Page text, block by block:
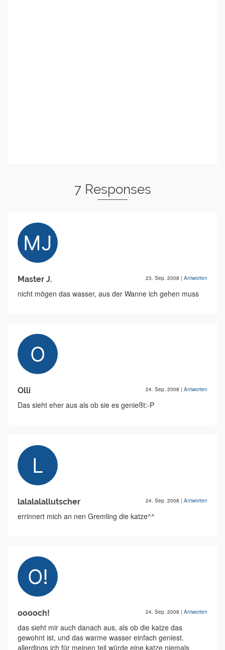
7 Responses
Master J. 23. Sep. 2008 | Antworten
nicht mögen das wasser, aus der Wanne ich gehen muss
Olli 24. Sep. 2008 | Antworten
Das sieht eher aus als ob sie es genießt:-P
lalalalallutscher 24. Sep. 2008 | Antworten
errinnert mich an nen Gremling die katze^^
ooooch! 24. Sep. 2008 | Antworten
das sieht mir auch danach aus, als ob die katze das
gewohnt ist, und das warme wasser einfach geniest.
allerdings ich für meinen teil würde eine katze niemals